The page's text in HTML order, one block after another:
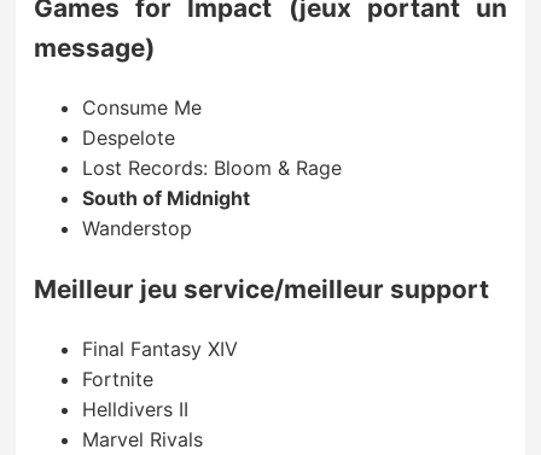
Games for Impact (jeux portant un
message)
Consume Me
Despelote
Lost Records: Bloom & Rage
South of Midnight
Wanderstop
Meilleur jeu service/meilleur support
Final Fantasy XIV
Fortnite
Helldivers II
Marvel Rivals